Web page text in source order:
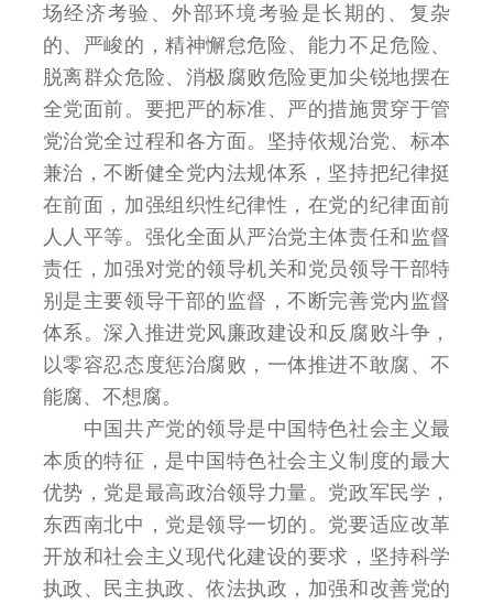
场经济考验、外部环境考验是长期的、复杂
的、严峻的，精神懈怠危险、能力不足危险、
脱离群众危险、消极腐败危险更加尖锐地摆在
全党面前。要把严的标准、严的措施贯穿于管
党治党全过程和各方面。坚持依规治党、标本
兼治，不断健全党内法规体系，坚持把纪律挺
在前面，加强组织性纪律性，在党的纪律面前
人人平等。强化全面从严治党主体责任和监督
责任，加强对党的领导机关和党员领导干部特
别是主要领导干部的监督，不断完善党内监督
体系。深入推进党风廉政建设和反腐败斗争，
以零容忍态度惩治腐败，一体推进不敢腐、不
能腐、不想腐。
中国共产党的领导是中国特色社会主义最
本质的特征，是中国特色社会主义制度的最大
优势，党是最高政治领导力量。党政军民学，
东西南北中，党是领导一切的。党要适应改革
开放和社会主义现代化建设的要求，坚持科学
执政、民主执政、依法执政，加强和改善党的